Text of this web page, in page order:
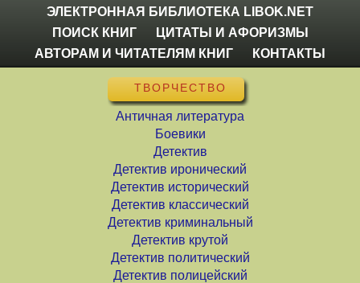
ЭЛЕКТРОННАЯ БИБЛИОТЕКА LIBOK.NET
ПОИСК КНИГ
ЦИТАТЫ И АФОРИЗМЫ
АВТОРАМ И ЧИТАТЕЛЯМ КНИГ
КОНТАКТЫ
ТВОРЧЕСТВО
Античная литература
Боевики
Детектив
Детектив иронический
Детектив исторический
Детектив классический
Детектив криминальный
Детектив крутой
Детектив политический
Детектив полицейский